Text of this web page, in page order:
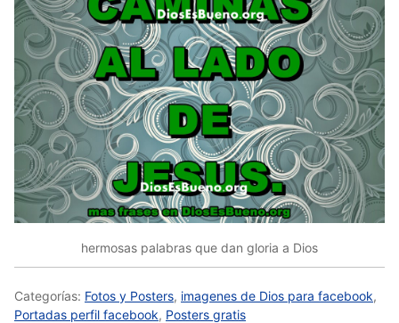
hermosas palabras que dan gloria a Dios
Categorías: Fotos y Posters, imagenes de Dios para facebook,
Portadas perfil facebook, Posters gratis